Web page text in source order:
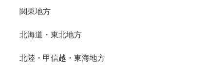
関東地方
北海道・東北地方
北陸・甲信越・東海地方